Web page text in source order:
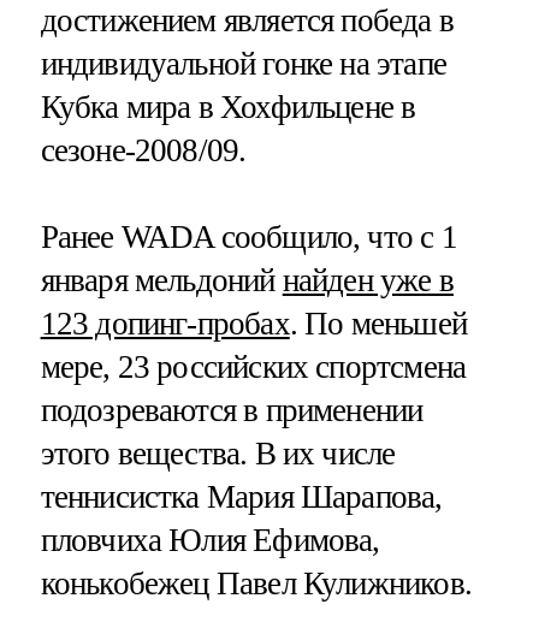
достижением является победа в
индивидуальной гонке на этапе
Кубка мира в Хохфильцене в
сезоне-2008/09.
Ранее WADA сообщило, что с 1
января мельдоний найден уже в
123 допинг-пробах. По меньшей
мере, 23 российских спортсмена
подозреваются в применении
этого вещества. В их числе
теннисистка Мария Шарапова,
пловчиха Юлия Ефимова,
конькобежец Павел Кулижников.